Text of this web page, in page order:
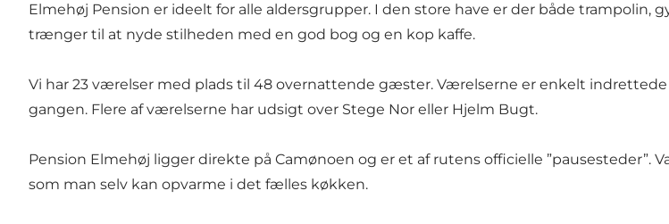
Elmehøj Pension er ideelt for alle aldersgrupper. I den store have er der både trampolin,
trænger til at nyde stilheden med en god bog og en kop kaffe.
Vi har 23 værelser med plads til 48 overnattende gæster. Værelserne er enkelt
gangen. Flere af værelserne har udsigt over Stege Nor eller Hjelm Bugt.
Pension Elmehøj ligger direkte på Camønoen og er et af rutens officielle
som man selv kan opvarme i det fælles køkken.